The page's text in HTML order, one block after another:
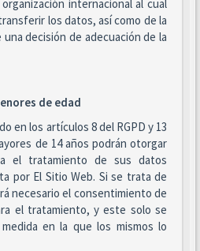
internacional al cual
los datos, así como de la
decisión de adecuación de la
de edad
en los artículos 8 del RGPD y 13
de 14 años podrán otorgar
el tratamiento de sus datos
por El Sitio Web. Si se trata de
necesario el consentimiento de
el tratamiento, y este solo se
en la que los mismos lo